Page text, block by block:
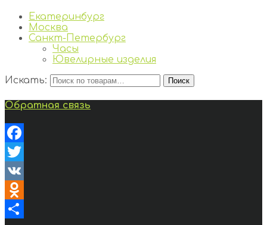
Екатеринбург
Москва
Санкт-Петербург
Часы
Ювелирные изделия
Искать:
Поиск
Обратная связь
Facebook
Twitter
VK
Odnoklassniki